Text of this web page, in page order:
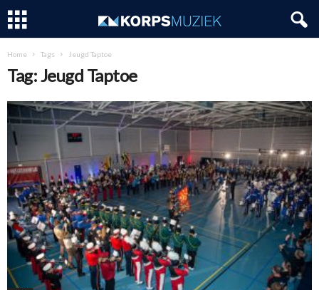
Home Tags Jeugd Taptoe
Tag: Jeugd Taptoe